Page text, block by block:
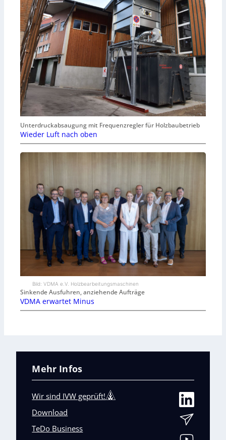
Unterdruckabsaugung mit Frequenzregler für Holzbaubetrieb
Wieder Luft nach oben
Bild: VDMA e.V. Holzbearbeitungsmaschinen
Sinkende Ausfuhren, anziehende Aufträge
VDMA erwartet Minus
Mehr Infos
Wir sind IVW geprüft!
Download
TeDo Business